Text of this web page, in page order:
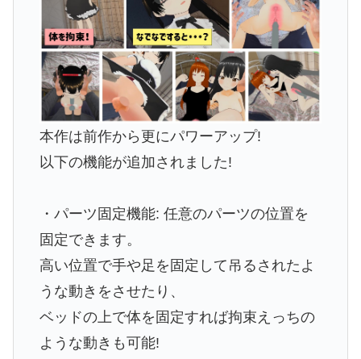
本作は前作から更にパワーアップ!
以下の機能が追加されました!
・パーツ固定機能: 任意のパーツの位置を
固定できます。
高い位置で手や足を固定して吊るされたよ
うな動きをさせたり、
ベッドの上で体を固定すれば拘束えっちの
ような動きも可能!